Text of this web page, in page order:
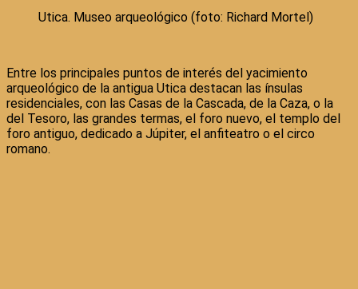
Utica. Museo arqueológico (foto: Richard Mortel)
Entre los principales puntos de interés del yacimiento
arqueológico de la antigua Utica destacan las ínsulas
residenciales, con las Casas de la Cascada, de la Caza, o la
del Tesoro, las grandes termas, el foro nuevo, el templo del
foro antiguo, dedicado a Júpiter, el anfiteatro o el circo
romano.